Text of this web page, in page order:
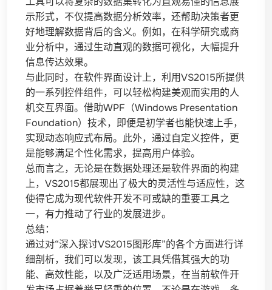
示形式，不仅提高数据分析效率，还帮助决策者更
好地理解数据背后的含义。例如，在科学研究或商
业分析中，通过生动直观的数据可视化，大幅提升
信息传达效果。
与此同时，在软件界面设计上，利用VS2015所提供
的一系列控件组件，可以轻松构建美观而实用的人
机交互界面。借助WPF（Windows Presentation
Foundation）技术，即便是初学者也能快速上手，
实现动态响应式布局。此外，通过自定义控件，更
是能够满足个性化需求，提高用户体验。
总而言之，无论是在数据处理还是软件界面的构建
上，VS2015都展现出了极大的灵活性与适应性，这
使得它成为现代软件开发不可或缺的重要工具之
一，有力推动了行业的发展进步。
总结：
通过对“深入探讨VS2015图形库”的各个方面进行详
细剖析，我们可以发现，该工具凭借其强大的功
能、高效性能，以及广泛适用场景，在当前软件开